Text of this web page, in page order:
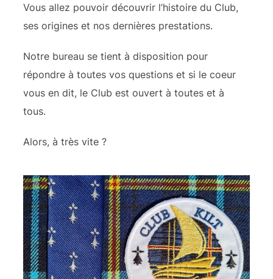
Vous allez pouvoir découvrir l’histoire du Club,
ses origines et nos dernières prestations.
Notre bureau se tient à disposition pour
répondre à toutes vos questions et si le coeur
vous en dit, le Club est ouvert à toutes et à
tous.
Alors, à très vite ?